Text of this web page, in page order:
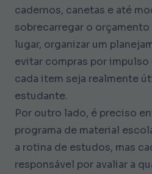
cadernos, canetas e até
sobrecarregar o
lugar, organizar um
evitar compras por impulso
cada item seja realmente
estudante.
Por outro lado, é preciso
programa de material
a rotina de estudos, mas
responsável por avaliar a